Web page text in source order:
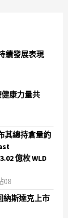
續發展表現
康力量共
其總持倉量約
億枚 WLD
08
納斯達克上市